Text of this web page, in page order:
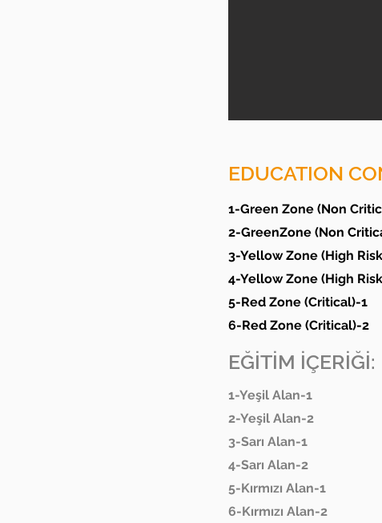
EDUCATION
1-Green Zone (Non
2-GreenZone (Non
3-Yellow Zone (High
4-Yellow Zone (High
5-Red Zone (Critical)-1
6-Red Zone (Critical)-2
EĞİTİM İÇERİĞİ:
1-Yeşil Alan-1
2-Yeşil Alan-2
3-Sarı Alan-1
4-Sarı Alan-2
5-Kırmızı Alan-1
6-Kırmızı Alan-2